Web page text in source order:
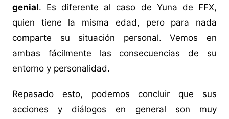
genial. Es diferente al caso de Yuna de FFX,
quien tiene la misma edad, pero para nada
comparte su situación personal. Vemos en
ambas fácilmente las consecuencias de su
entorno y personalidad.
Repasado esto, podemos concluir que sus
acciones y diálogos en general son muy